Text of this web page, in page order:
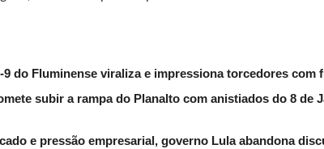
9 do Fluminense viraliza e impressiona torcedores com
subir a rampa do Planalto com anistiados do 8 de
e pressão empresarial, governo Lula abandona